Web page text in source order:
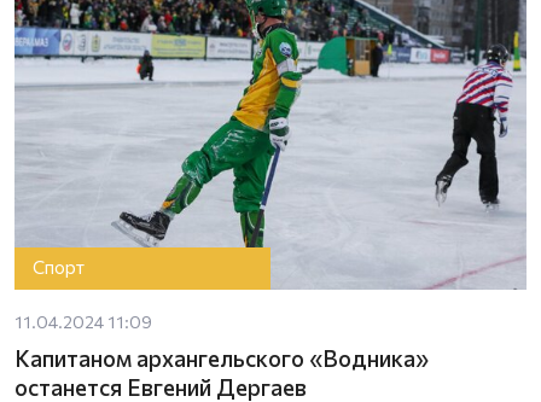
Спорт
11.04.2024 11:09
Капитаном архангельского «Водника»
останется Евгений Дергаев